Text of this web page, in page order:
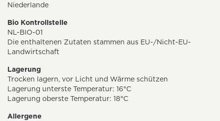
Niederlande
Bio Kontrollstelle
NL-BIO-01
Die enthaltenen Zutaten stammen aus EU-/Nicht-EU-
Landwirtschaft
Lagerung
Trocken lagern, vor Licht und Wärme schützen
Lagerung unterste Temperatur: 16°C
Lagerung oberste Temperatur: 18°C
Allergene